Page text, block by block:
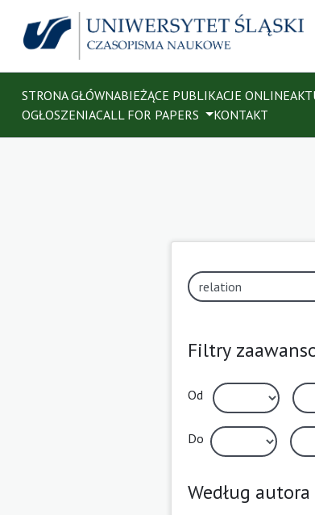
STRONA GŁÓWNABIEŻĄCE PUBLIKACJE ONLINE
OGŁOSZENIACALL FOR PAPERS KONTAKT
Filtry
Od
Do
Według autora